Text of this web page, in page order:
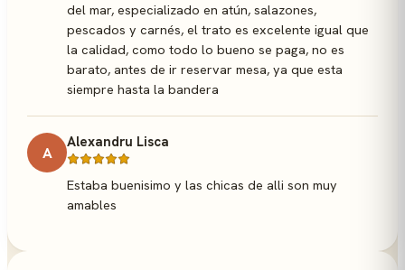
del mar, especializado en atún, salazones,
pescados y carnés, el trato es excelente igual que
la calidad, como todo lo bueno se paga, no es
barato, antes de ir reservar mesa, ya que esta
siempre hasta la bandera
A
Alexandru Lisca
Estaba buenisimo y las chicas de alli son muy
amables